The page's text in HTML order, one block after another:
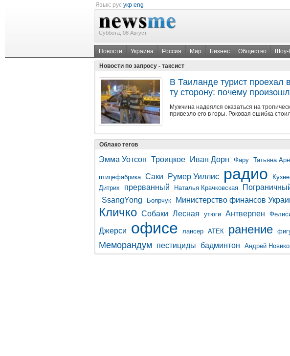
Язык: рус укр eng
Суббота, 08 Август
Новости Украина Россия Мир Бизнес Общество Шоу-
Новости по запросу - таксист
В Таиланде турист проехал
ту сторону: почему
Мужчина надеялся оказаться на
привезло его в горы. Роковая ошибка
Облако тегов
Эмма Уотсон Троицкое Иван Дорн Фару Татьяна
птицефабрика Саки Румер Уиллис радио
Дитрих
прерванный Наталья Крачковская
SsangYong
Боярчук Министерство финансов
Кличко Собаки Лесная утюги Антверпен
Джерси офисе лансер АТЕК ранение
Меморандум пестициды бадминтон Андрей